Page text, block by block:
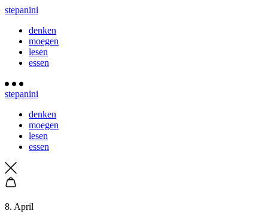
stepanini
denken
moegen
lesen
essen
stepanini
denken
moegen
lesen
essen
8. April